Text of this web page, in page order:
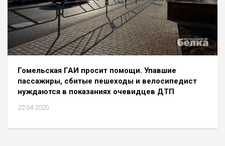
Гомельская ГАИ просит помощи. Упавшие
пассажиры, сбитые пешеходы и велосипедист
нуждаются в показаниях очевидцев ДТП
22.04.2020